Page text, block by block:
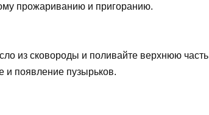
прожариванию и пригоранию.
из сковороды и поливайте верхнюю часть
и появление пузырьков.